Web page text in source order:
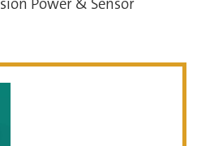
Power & Sensor